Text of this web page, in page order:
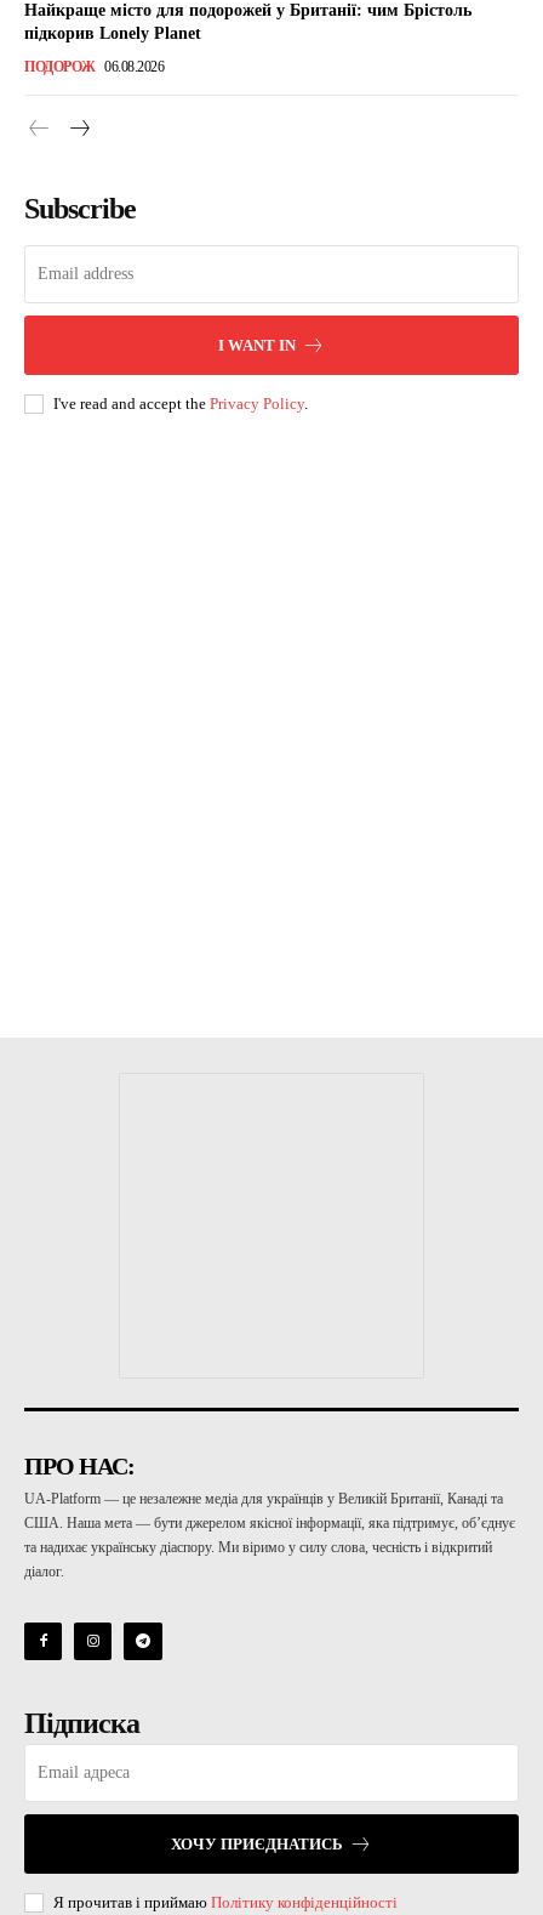
Найкраще місто для подорожей у Британії: чим Брістоль
підкорив Lonely Planet
ПОДОРОЖ 06.08.2026
Subscribe
I WANT IN
I've read and accept the Privacy Policy.
ПРО НАС:
UA-Platform — це незалежне медіа для українців у Великій Британії, Канаді та
США. Наша мета — бути джерелом якісної інформації, яка підтримує, об’єднує
та надихає українську діаспору. Ми віримо у силу слова, чесність і відкритий
діалог.
Підписка
ХОЧУ ПРИЄДНАТИСЬ
Я прочитав і приймаю Політику конфіденційності